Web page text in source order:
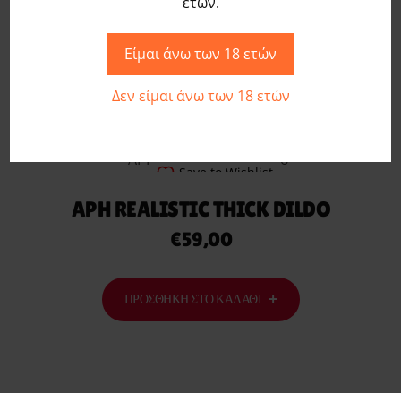
Είμαι άνω των 18 ετών
Δεν είμαι άνω των 18 ετών
Save to Wishlist
APH REALISTIC THICK DILDO
€59,00
ΠΡΟΣΘΉΚΗ ΣΤΟ ΚΑΛΆΘΙ